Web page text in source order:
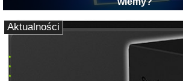
Aktualności